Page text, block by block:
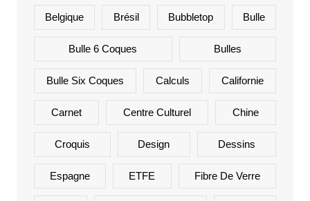
Belgique Brésil Bubbletop Bulle
Bulle 6 Coques Bulles
Bulle Six Coques Calculs Californie
Carnet Centre Culturel Chine
Croquis Design Dessins
Espagne ETFE Fibre De Verre